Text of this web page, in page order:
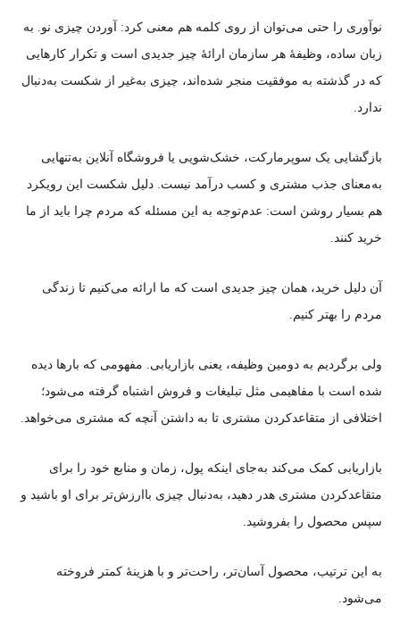
نوآوری را حتی می‌توان از روی کلمه هم معنی کرد: آوردن چیزی نو. به
زبان ساده، وظیفهٔ هر سازمان ارائهٔ چیز جدیدی است و تکرار کارهایی
که در گذشته به موفقیت منجر شده‌اند، چیزی به‌غیر از شکست به‌دنبال
ندارد.
بازگشایی یک سوپرمارکت، خشک‌شویی یا فروشگاه آنلاین به‌تنهایی
به‌معنای جذب مشتری و کسب درآمد نیست. دلیل شکست این رویکرد
هم بسیار روشن است: عدم‌توجه به این مسئله که مردم چرا باید از ما
خرید کنند.
آن دلیل خرید، همان چیز جدیدی است که ما ارائه می‌کنیم تا زندگی
مردم را بهتر کنیم.
ولی برگردیم به دومین وظیفه، یعنی بازاریابی. مفهومی که بارها دیده
شده است با مفاهیمی مثل تبلیغات و فروش اشتباه گرفته می‌شود؛
اختلافی از متقاعدکردن مشتری تا به داشتن آنچه که مشتری می‌خواهد.
بازاریابی کمک می‌کند به‌جای اینکه پول، زمان و منابع خود را برای
متقاعدکردن مشتری هدر دهید، به‌دنبال چیزی باارزش‌تر برای او باشید و
سپس محصول را بفروشید.
به این ترتیب، محصول آسان‌تر، راحت‌تر و با هزینهٔ کمتر فروخته
می‌شود.